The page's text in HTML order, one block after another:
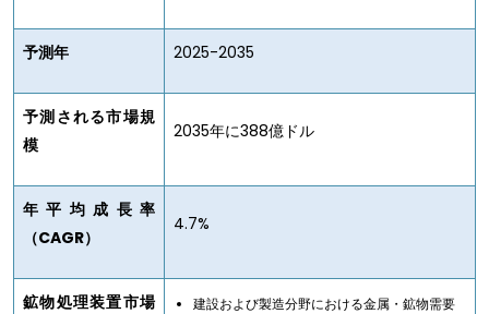
予測年 2025-2035
予測される市場規
模
2035年に388億ドル
年平均成長率
（CAGR）
4.7%
鉱物処理装置市場
建設および製造分野における金属・鉱物需要